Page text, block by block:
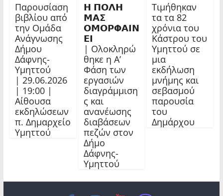
Παρουσίαση
βιβλίου από
την Ομάδα
Ανάγνωσης
Δήμου
Δάφνης-
Υμηττού
| 29.06.2026
| 19:00 |
Αίθουσα
εκδηλώσεων
π. Δημαρχείο
Υμηττού
𝝜 𝝥𝝤𝝠𝝜
𝝡𝝖𝝨
𝝤𝝡𝝤𝝦𝝫𝝖𝝞𝝢
𝝚𝝞
| Ολοκληρώ
θηκε η Α’
Φάση των
εργασιών
διαγράμμιση
ς και
ανανέωσης
διαβάσεων
πεζών στον
Δήμο
Δάφνης-
Υμηττού
Τιμήθηκαν
τα τα 82
χρόνια του
Κάστρου του
Υμηττού σε
μια
εκδήλωση
μνήμης και
σεβασμού
παρουσία
του
Δημάρχου